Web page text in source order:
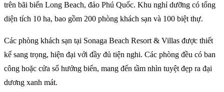
trên bãi biển Long Beach, đảo Phú Quốc. Khu nghỉ dưỡng có tổng
diện tích 10 ha, bao gồm 200 phòng khách sạn và 100 biệt thự.
Các phòng khách sạn tại Sonaga Beach Resort & Villas được thiết
kế sang trọng, hiện đại với đầy đủ tiện nghi. Các phòng đều có ban
công hoặc cửa sổ hướng biển, mang đến tầm nhìn tuyệt đẹp ra đại
dương xanh mát.